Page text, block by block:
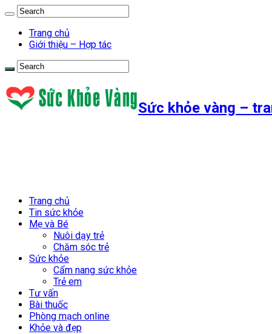
Trang chủ
Giới thiệu – Hợp tác
Sức khỏe vàng –
Trang chủ
Tin sức khỏe
Mẹ và Bé
Nuôi dạy trẻ
Chăm sóc trẻ
Sức khỏe
Cẩm nang sức khỏe
Trẻ em
Tư vấn
Bài thuốc
Phòng mạch online
Khỏe và đẹp